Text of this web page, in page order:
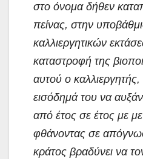
στο όνομα δήθεν
πείνας, στην
καλλιεργητικών
καταστροφή της
αυτού ο καλλιεργητής,
εισόδημά του να
από έτος σε έτος με
φθάνοντας σε
κράτος βραδύνει να